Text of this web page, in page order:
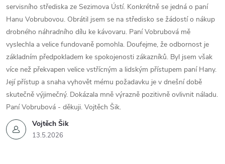
Vojtěch Šik
13.5.2026
servisního střediska ze Sezimova Ústí. Konkrétně se jedná o paní
Hanu Vobrubovou. Obrátil jsem se na středisko se žádostí o nákup
drobného náhradního dílu ke kávovaru. Paní Vobrubová mě
vyslechla a velice fundovaně pomohla. Doufejme, že odbornost je
základním předpokladem ke spokojenosti zákazníků. Byl jsem však
více než překvapen velice vstřícným a lidským přístupem paní Hany.
Její přístup a snaha vyhovět mému požadavku je v dnešní době
skutečně výjimečný. Dokázala mně výrazně pozitivně ovlivnit náladu.
Paní Vobrubová - děkuji. Vojtěch Šik.